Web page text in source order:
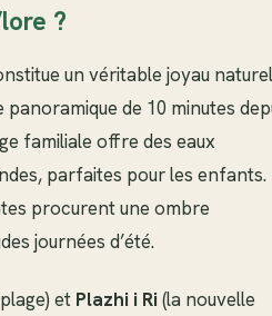
?
un véritable joyau
de 10 minutes
familiale offre des eaux
parfaites pour les enfants.
procurent une ombre
journées d’été.
et Plazhi i Ri (la nouvelle